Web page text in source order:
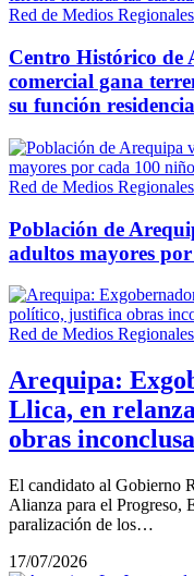
Red de Medios Regionales
Centro Histórico de
comercial gana
su función
Red de Medios Regionales
Población de
adultos mayores
Red de Medios Regionales
Arequipa:
Llica, en
obras
El candidato al Gobierno
Alianza para el Progreso,
paralización de los…
17/07/2026